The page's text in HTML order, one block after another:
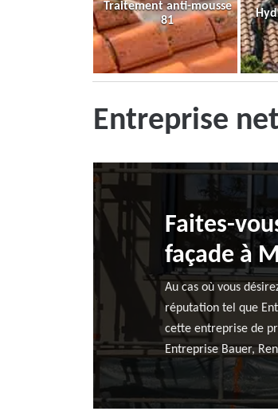
Traitement anti-mousse
81
Entreprise
Faites-
façade à
Au cas où vous
réputation tel que
cette entreprise de
Entreprise Bauer,